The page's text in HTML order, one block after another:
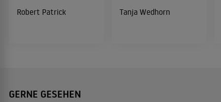
Robert Patrick Tanja Wedhorn
GERNE GESEHEN